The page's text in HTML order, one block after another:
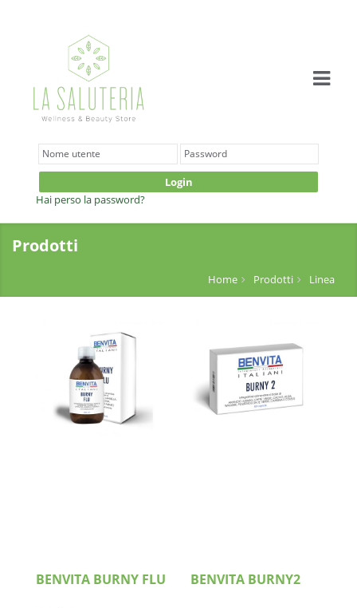
Login
Hai perso la password?
Prodotti
Home Prodotti Linea
BENVITA BURNY FLU BENVITA BURNY2